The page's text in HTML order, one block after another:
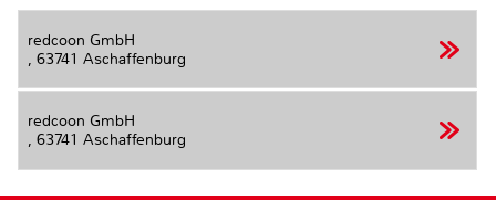
redcoon GmbH
, 63741 Aschaffenburg
redcoon GmbH
, 63741 Aschaffenburg